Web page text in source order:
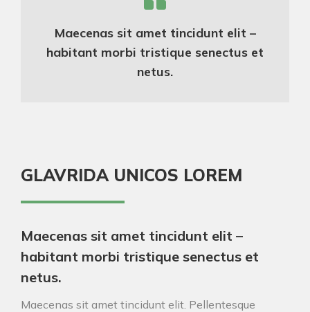
Maecenas sit amet tincidunt elit –
habitant morbi tristique senectus et
netus.
GLAVRIDA UNICOS LOREM
Maecenas sit amet tincidunt elit –
habitant morbi tristique senectus et
netus.
Maecenas sit amet tincidunt elit. Pellentesque